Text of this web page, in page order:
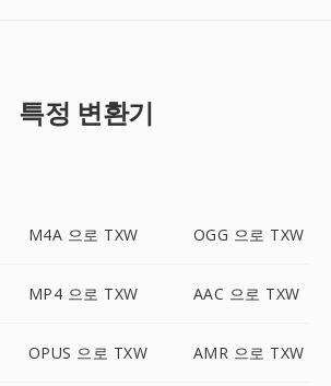
특정 변환기
M4A 으로 TXW OGG 으로 TXW
MP4 으로 TXW AAC 으로 TXW
OPUS 으로 TXW AMR 으로 TXW